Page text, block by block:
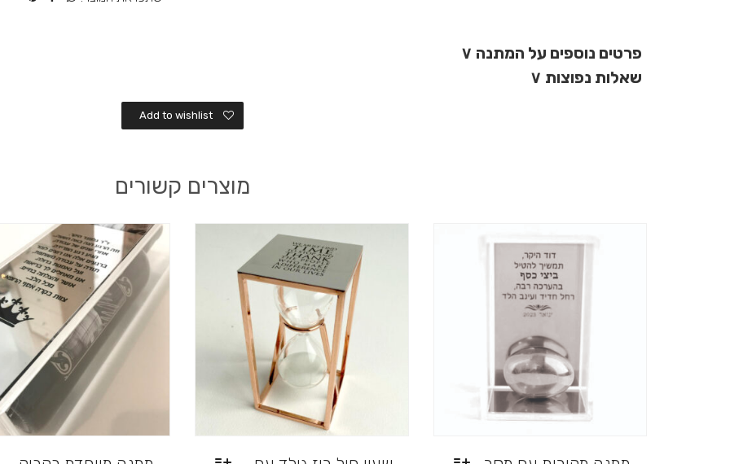
פרטים נוספים על המתנה ∨
שאלות נפוצות ∨
Add to wishlist
מוצרים קשורים